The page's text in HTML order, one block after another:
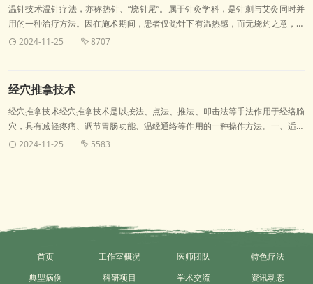
温针技术温针疗法，亦称热针、“烧针尾”。属于针灸学科，是针刺与艾灸同时并
用的一种治疗方法。因在施术期间，患者仅觉针下有温热感，而无烧灼之意，故
称温针。适用于既需要留针，又需施灸的疾病。通过针刺和艾灸的温热刺激，达
一、适用范围温针疗法对内、外、妇、儿、五官各科疾病
 2024-11-25  8707
经穴推拿技术
经穴推拿技术经穴推拿技术是以按法、点法、推法、叩击法等手法作用于经络腧
穴，具有减轻疼痛、调节胃肠功能、温经通络等作用的一种操作方法。一、适用
范围适用于各种急慢性疾病所致的痛症，如头痛、肩颈痛、腰腿痛、痛经以及失
 2024-11-25  5583
首页 工作室概况 医师团队
特色疗法
典型病例
科研项目 学术交流
资讯动态